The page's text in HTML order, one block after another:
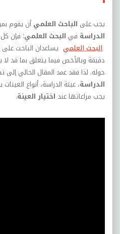
يجب على الباحث العلميأن يقوم
الدراسة في البحث العلمي؛ فإن
البحث العلمي يساعدان الباحث على
دقيقة وبالأخص فيما يتعلق بما قد لا
حوله. لذا فقد عمد المقال الحالي
الدراسة، عينة الدراسة، أنواع
يجب مراعاتها عند اختيار العينة.